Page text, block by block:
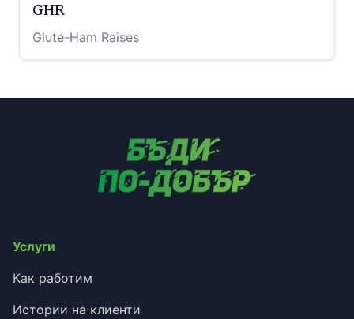
GHR
Glute-Ham Raises
Услуги
Как работим
Истории на клиенти